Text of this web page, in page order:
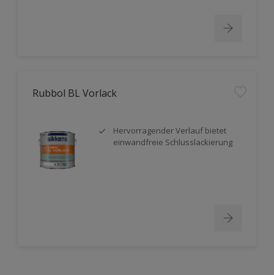
Rubbol BL Vorlack
Hervorragender Verlauf bietet
einwandfreie Schlusslackierung